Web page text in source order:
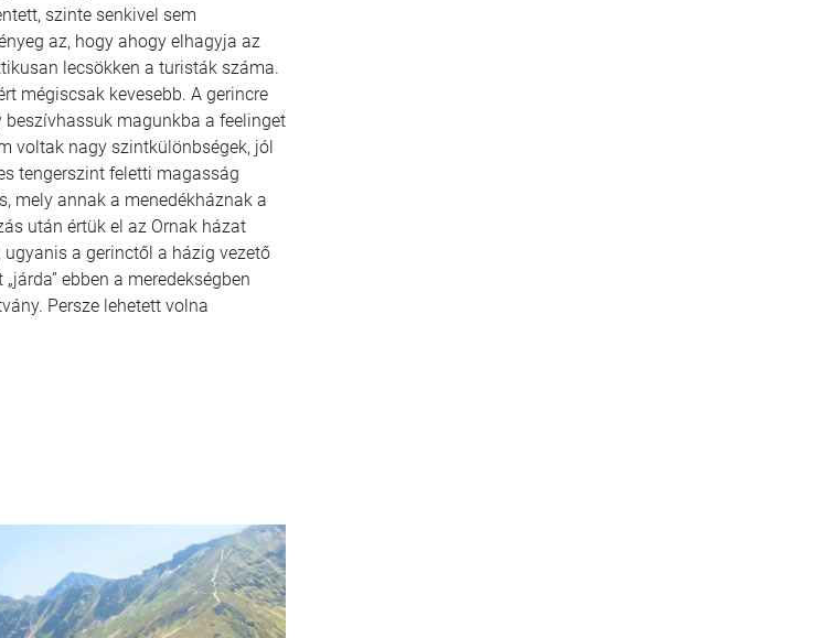
szinte senkivel sem
az, hogy ahogy elhagyja az
lecsökken a turisták száma.
mégiscsak kevesebb. A gerincre
magunkba a feelinget
voltak nagy szintkülönbségek, jól
tengerszint feletti magasság
mely annak a menedékháznak a
után értük el az Ornak házat
a gerinctől a házig vezető
ebben a meredekségben
Persze lehetett volna